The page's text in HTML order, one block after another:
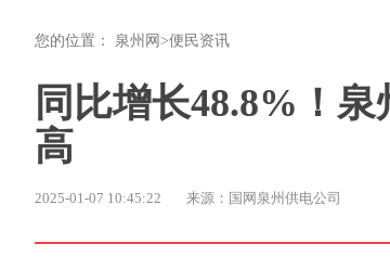
您的位置： 泉州网 >便民资讯
同比增长48.8%！
高
2025-01-07 10:45:22 来源：国网泉州供电公司